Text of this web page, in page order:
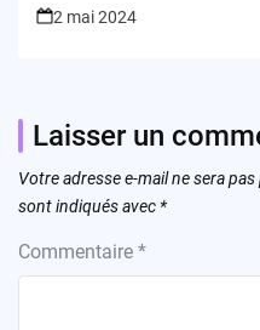
2 mai 2024
Laisser un
Votre adresse e-mail ne sera pas
sont indiqués avec *
Commentaire *